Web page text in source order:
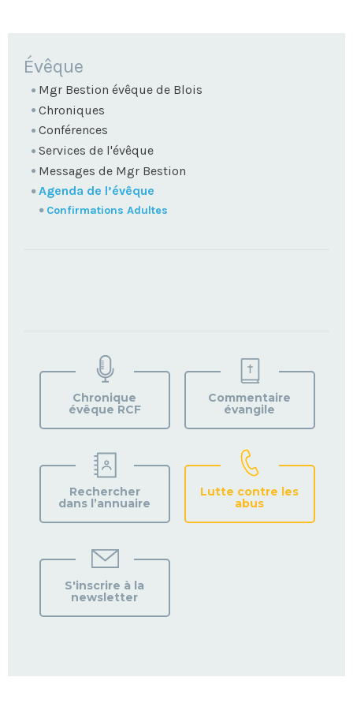
NAVIGATION
Évêque
Mgr Bestion évêque de Blois
Chroniques
Conférences
Services de l'évêque
Messages de Mgr Bestion
Agenda de l’évêque
Confirmations Adultes
VOTRE
PAROISSE
Chronique
évêque RCF
Commentaire
évangile
Rechercher
dans l’annuaire
Lutte contre les
abus
S'inscrire à la
newsletter